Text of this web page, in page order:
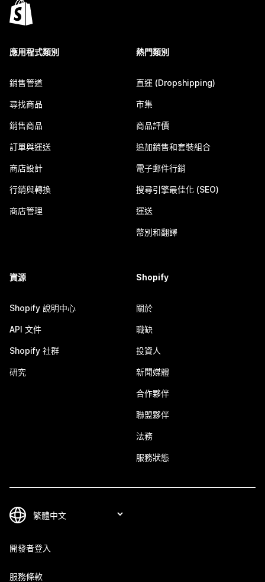
應用程式類別
銷售管道
尋找商品
銷售商品
訂單與運送
商店設計
行銷與轉換
商店管理
熱門類別
直運 (Dropshipping)
市集
商品評價
追加銷售和套裝組合
電子郵件行銷
搜尋引擎最佳化 (SEO)
運送
幣別和翻譯
資源
Shopify 說明中心
API 文件
Shopify 社群
研究
Shopify
關於
職缺
投資人
新聞媒體
合作夥伴
聯盟夥伴
法務
服務狀態
開發者登入
服務條款